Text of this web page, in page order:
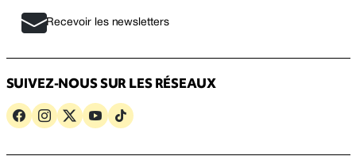
Recevoir les newsletters
SUIVEZ-NOUS SUR LES RÉSEAUX